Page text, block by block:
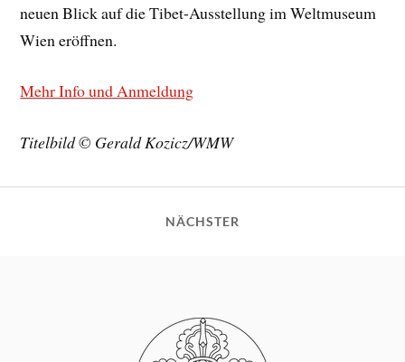
neuen Blick auf die Tibet-Ausstellung im Weltmuseum
Wien eröffnen.
Mehr Info und Anmeldung
Titelbild © Gerald Kozicz/WMW
NÄCHSTER